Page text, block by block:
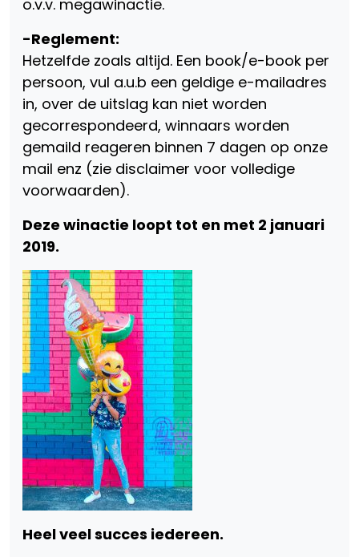
o.v.v. megawinactie.
-Reglement:
Hetzelfde zoals altijd. Een book/e-book per
persoon, vul a.u.b een geldige e-mailadres
in, over de uitslag kan niet worden
gecorrespondeerd, winnaars worden
gemaild reageren binnen 7 dagen op onze
mail enz (zie disclaimer voor volledige
voorwaarden).
Deze winactie loopt tot en met 2 januari
2019.
Heel veel succes iedereen.